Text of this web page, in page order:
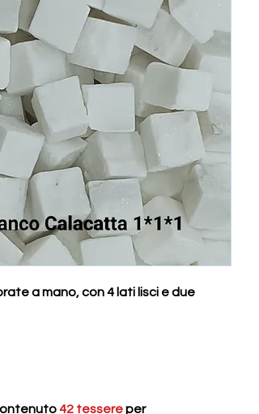
a mano, con 4 lati lisci e due
42 tessereper